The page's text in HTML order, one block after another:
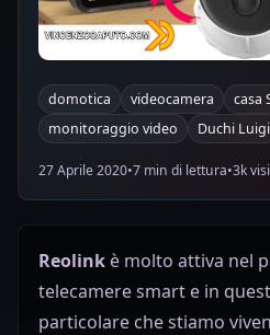
domotica videocamera
casa
monitoraggio video
Duchi Luigi
27 Aprile 2020•7 min di lettura•3k
Reolink è molto attiva nel
telecamere smart e in
particolare che stiamo